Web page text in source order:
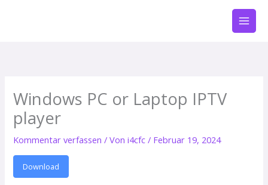
Windows PC or Laptop IPTV
player
Kommentar verfassen / Voni4cfc/ Februar 19, 2024
Download